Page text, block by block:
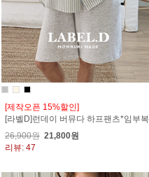
[제작오픈 15%할인]
[라벨D]런데이 버뮤다 하프팬츠*임부복
26,900원 21,800원
리뷰: 47